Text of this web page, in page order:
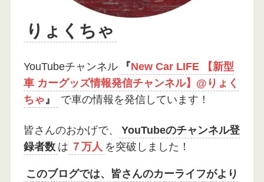
りょくちゃ
YouTubeチャンネル 『New Car LIFE 【新型
車 カーグッズ情報発信チャンネル】@りょく
ちゃ』 で車の情報を発信しています！
皆さんのおかげで、
YouTubeのチャンネル登
録者数 は ７万人 を突破しました！
このブログでは、皆さんのカーライフがより